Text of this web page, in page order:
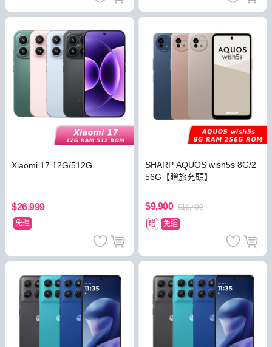
Xiaomi 17 12G/512G
$26,999
免運
SHARP AQUOS wish5s 8G/2
56G【贈旅充頭】
$9,900 $10,490
贈
免運